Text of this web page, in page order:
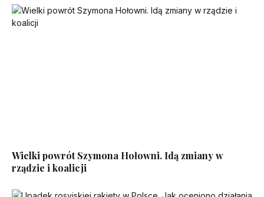
Wielki powrót Szymona Hołowni. Idą zmiany w
rządzie i koalicji